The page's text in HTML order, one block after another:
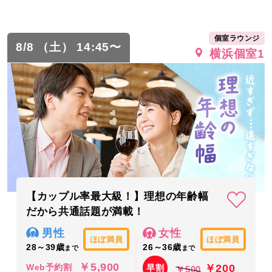
8/8 （土） 14:45〜
個室ラウンジ
横浜個室1
【カップル率最大級！】理想の年齢幅
だから共通話題が満載！
男性
28～39歳まで
ほぼ満員
Web予約割 ￥5,900
女性
26～36歳 まで
ほぼ満員
早割 ￥500 ￥200